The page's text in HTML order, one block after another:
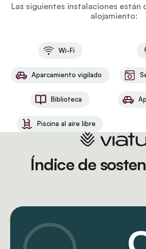
Las siguientes instalaciones están
alojamiento:
Wi-Fi
Aparcamiento vigilado
Biblioteca
Piscina al aire libre
Índice de